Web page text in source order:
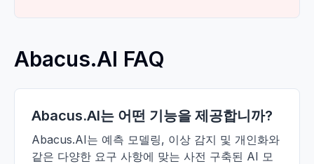
Abacus.AI FAQ
Abacus.AI는 어떤 기능을 제공합니까?
Abacus.AI는 예측 모델링, 이상 감지 및 개인화와
같은 다양한 요구 사항에 맞는 사전 구축된 AI 모